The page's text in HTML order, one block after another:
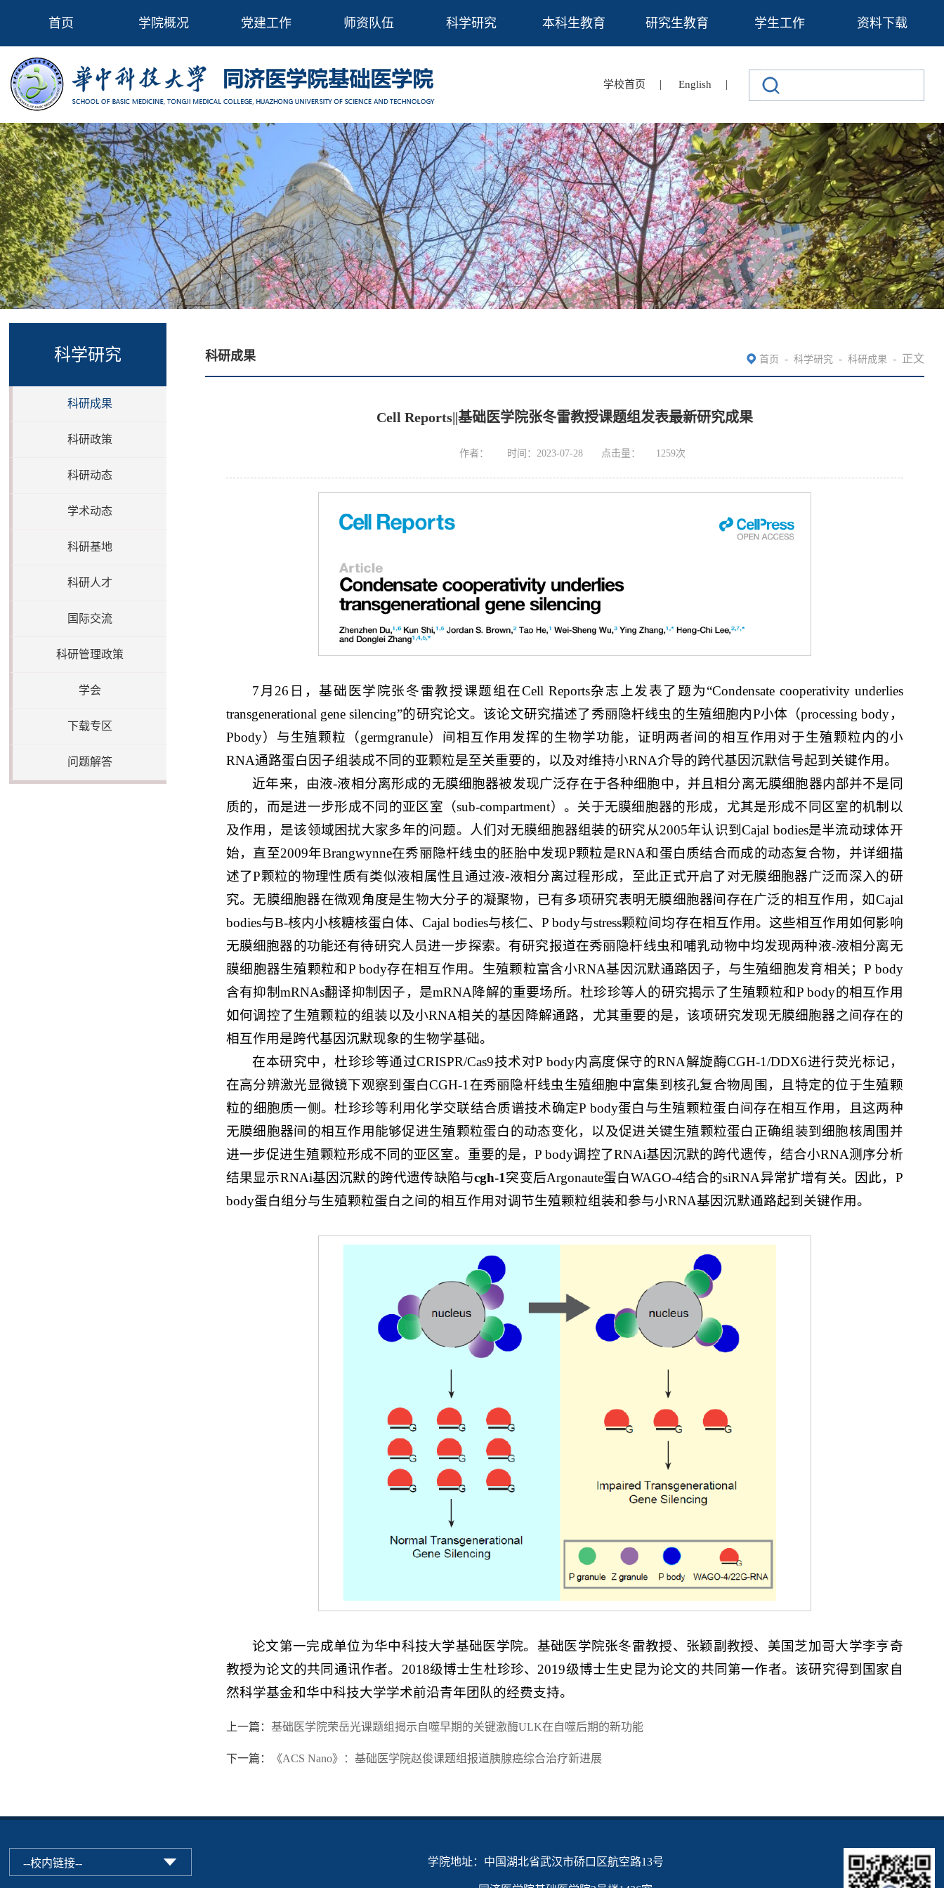
首页 学院概况 党建工作 师资队伍 科学研究 本科生教育 研究生教育 学生工作 资料下载
学校首页 | English |
科学研究
科研成果
科研政策
科研动态
学术动态
科研基地
科研人才
国际交流
科研管理政策
学会
下载专区
问题解答
科研成果 首页 - 科学研究 - 科研成果 - 正文
Cell Reports||基础医学院张冬雷教授课题组发表最新研究成果
作者： 时间：2023-07-28 点击量： 1259次
7月26日，基础医学院张冬雷教授课题组在Cell Reports杂志上发表了题为“Condensate cooperativity underlies
transgenerational gene silencing”的研究论文。该论文研究描述了秀丽隐杆线虫的生殖细胞内P小体（processing body，
Pbody）与生殖颗粒（germgranule）间相互作用发挥的生物学功能，证明两者间的相互作用对于生殖颗粒内的小
RNA通路蛋白因子组装成不同的亚颗粒是至关重要的，以及对维持小RNA介导的跨代基因沉默信号起到关键作用。
近年来，由液-液相分离形成的无膜细胞器被发现广泛存在于各种细胞中，并且相分离无膜细胞器内部并不是同
质的，而是进一步形成不同的亚区室（sub-compartment）。关于无膜细胞器的形成，尤其是形成不同区室的机制以
及作用，是该领域困扰大家多年的问题。人们对无膜细胞器组装的研究从2005年认识到Cajal bodies是半流动球体开
始，直至2009年Brangwynne在秀丽隐杆线虫的胚胎中发现P颗粒是RNA和蛋白质结合而成的动态复合物，并详细描
述了P颗粒的物理性质有类似液相属性且通过液-液相分离过程形成，至此正式开启了对无膜细胞器广泛而深入的研
究。无膜细胞器在微观角度是生物大分子的凝聚物，已有多项研究表明无膜细胞器间存在广泛的相互作用，如Cajal
bodies与B-核内小核糖核蛋白体、Cajal bodies与核仁、P body与stress颗粒间均存在相互作用。这些相互作用如何影响
无膜细胞器的功能还有待研究人员进一步探索。有研究报道在秀丽隐杆线虫和哺乳动物中均发现两种液-液相分离无
膜细胞器生殖颗粒和P body存在相互作用。生殖颗粒富含小RNA基因沉默通路因子，与生殖细胞发育相关；P body
含有抑制mRNAs翻译抑制因子，是mRNA降解的重要场所。杜珍珍等人的研究揭示了生殖颗粒和P body的相互作用
如何调控了生殖颗粒的组装以及小RNA相关的基因降解通路，尤其重要的是，该项研究发现无膜细胞器之间存在的
相互作用是跨代基因沉默现象的生物学基础。
在本研究中，杜珍珍等通过CRISPR/Cas9技术对P body内高度保守的RNA解旋酶CGH-1/DDX6进行荧光标记，
在高分辨激光显微镜下观察到蛋白CGH-1在秀丽隐杆线虫生殖细胞中富集到核孔复合物周围，且特定的位于生殖颗
粒的细胞质一侧。杜珍珍等利用化学交联结合质谱技术确定P body蛋白与生殖颗粒蛋白间存在相互作用，且这两种
无膜细胞器间的相互作用能够促进生殖颗粒蛋白的动态变化，以及促进关键生殖颗粒蛋白正确组装到细胞核周围并
进一步促进生殖颗粒形成不同的亚区室。重要的是，P body调控了RNAi基因沉默的跨代遗传，结合小RNA测序分析
结果显示RNAi基因沉默的跨代遗传缺陷与cgh-1突变后Argonaute蛋白WAGO-4结合的siRNA异常扩增有关。因此，P
body蛋白组分与生殖颗粒蛋白之间的相互作用对调节生殖颗粒组装和参与小RNA基因沉默通路起到关键作用。
论文第一完成单位为华中科技大学基础医学院。基础医学院张冬雷教授、张颖副教授、美国芝加哥大学李亨奇
教授为论文的共同通讯作者。2018级博士生杜珍珍、2019级博士生史昆为论文的共同第一作者。该研究得到国家自
然科学基金和华中科技大学学术前沿青年团队的经费支持。
上一篇： 基础医学院荣岳光课题组揭示自噬早期的关键激酶ULK在自噬后期的新功能
下一篇： 《ACS Nano》：基础医学院赵俊课题组报道胰腺癌综合治疗新进展
学院地址：中国湖北省武汉市硚口区航空路13号